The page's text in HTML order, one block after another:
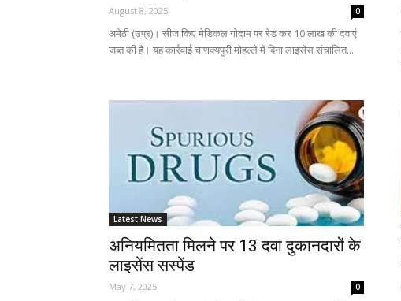
August 8, 2025 0
अमेठी (उप्र)। सीज किए मेडिकल गोदाम पर रेड कर 10 लाख की दवाएं
जब्त की हैं। यह कार्रवाई चाणक्यपुरी मोहल्ले में बिना लाइसेंस संचालित...
Latest News
अनियमितता मिलने पर 13 दवा दुकानदारों के
लाइसेंस सस्पेंड
May 7, 2025 0